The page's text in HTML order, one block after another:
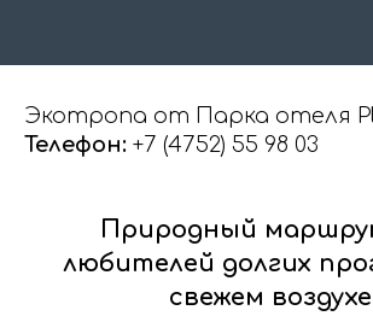
Экотропа от Парка отеля
Телефон: +7 (4752) 55 98 03
Природный
любителей долгих
свежем воздухе